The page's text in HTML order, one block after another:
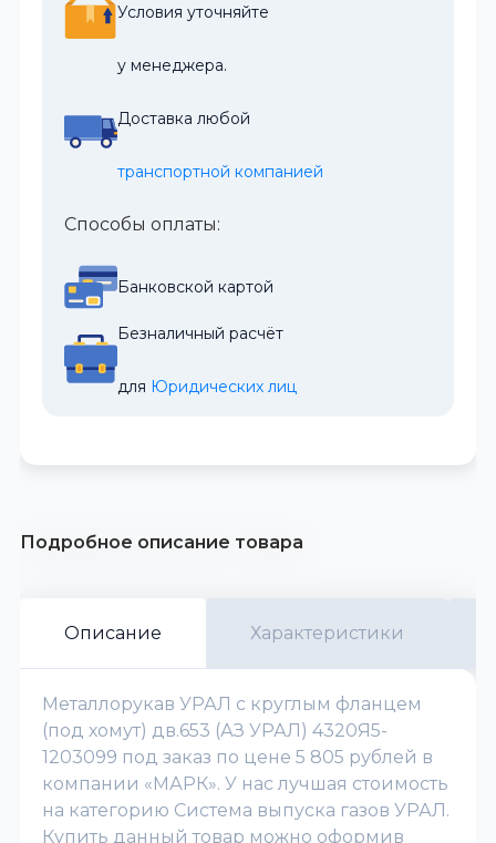
Условия уточняйте
у менеджера.
Доставка любой
транспортной компанией
Способы оплаты:
Банковской картой
Безналичный расчёт
для Юридических лиц
Подробное описание товара
Описание Характеристики
Металлорукав УРАЛ с круглым фланцем
(под хомут) дв.653 (АЗ УРАЛ) 4320Я5-
1203099 под заказ по цене 5 805 рублей в
компании «МАРК». У нас лучшая стоимость
на категорию Система выпуска газов УРАЛ.
Купить данный товар можно оформив